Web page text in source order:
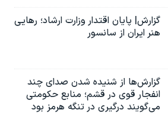
گزارش| پایان اقتدار وزارت ارشاد؛ رهایی
هنر ایران از سانسور
گزارش‌ها از شنیده شدن صدای چند
انفجار قوی در قشم؛ منابع حکومتی
می‌گویند درگیری در تنگه هرمز بود